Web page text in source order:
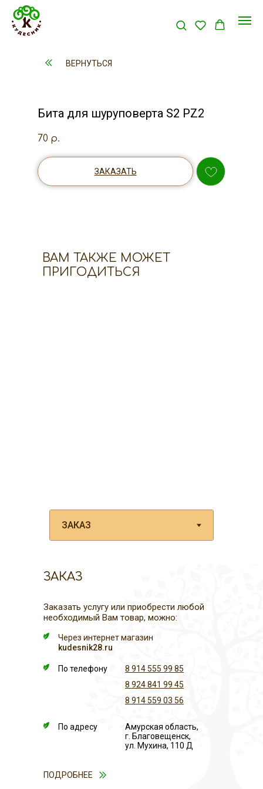
ВЕРНУТЬСЯ
Бита для шуруповерта S2 PZ2
70 р.
ЗАКАЗАТЬ
ВАМ ТАКЖЕ МОЖЕТ
ПРИГОДИТЬСЯ
ЗАКАЗ
Амурская область,
г. Благовещенск,
ул. Мухина, 110 Д
8 914 555 99 85
8 924 841 99 45
По телефону
По адресу
8 914 559 03 56
Через интернет магазин
kudesnik28.ru
Заказать услугу или приобрести любой
необходимый Вам товар, можно:
ПОДРОБНЕЕ